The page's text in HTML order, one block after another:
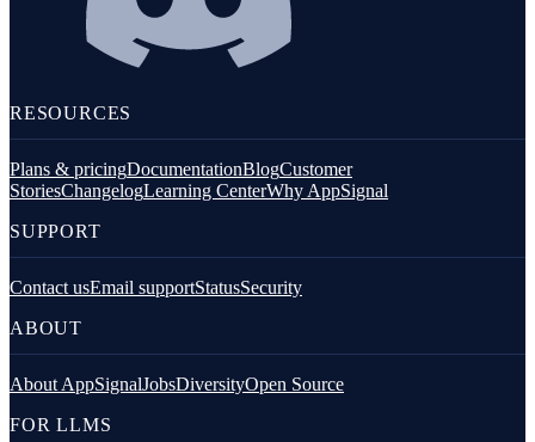
RESOURCES
Plans & pricingDocumentationBlogCustomer
StoriesChangelogLearning CenterWhy AppSignal
SUPPORT
Contact usEmail supportStatusSecurity
ABOUT
About AppSignalJobsDiversityOpen Source
FOR LLMS